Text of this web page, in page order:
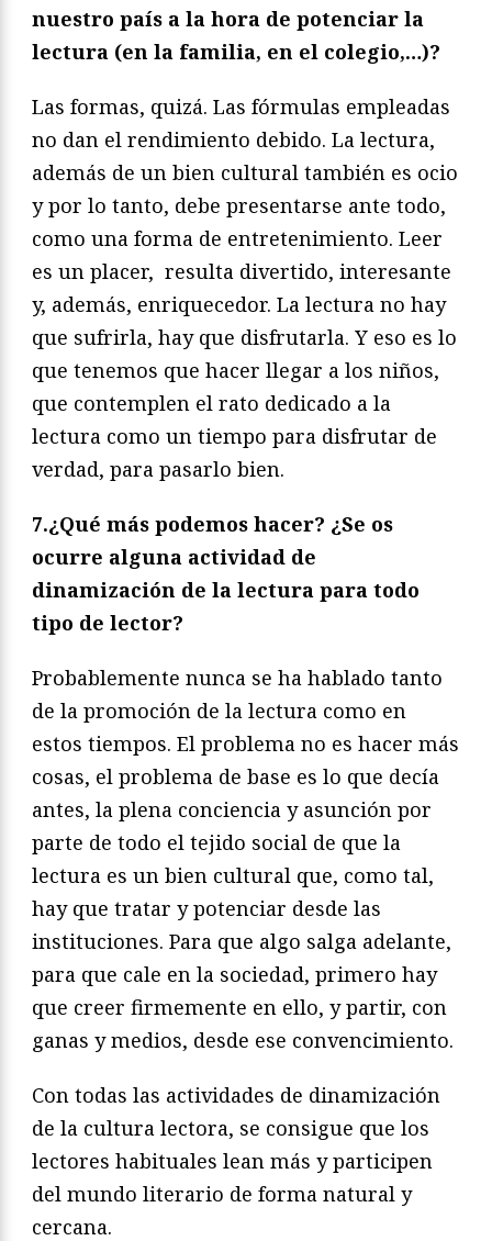
nuestro país a la hora de potenciar la
lectura (en la familia, en el colegio,…)?
Las formas, quizá. Las fórmulas empleadas
no dan el rendimiento debido. La lectura,
además de un bien cultural también es ocio
y por lo tanto, debe presentarse ante todo,
como una forma de entretenimiento. Leer
es un placer, resulta divertido, interesante
y, además, enriquecedor. La lectura no hay
que sufrirla, hay que disfrutarla. Y eso es lo
que tenemos que hacer llegar a los niños,
que contemplen el rato dedicado a la
lectura como un tiempo para disfrutar de
verdad, para pasarlo bien.
7.¿Qué más podemos hacer? ¿Se os
ocurre alguna actividad de
dinamización de la lectura para todo
tipo de lector?
Probablemente nunca se ha hablado tanto
de la promoción de la lectura como en
estos tiempos. El problema no es hacer más
cosas, el problema de base es lo que decía
antes, la plena conciencia y asunción por
parte de todo el tejido social de que la
lectura es un bien cultural que, como tal,
hay que tratar y potenciar desde las
instituciones. Para que algo salga adelante,
para que cale en la sociedad, primero hay
que creer firmemente en ello, y partir, con
ganas y medios, desde ese convencimiento.
Con todas las actividades de dinamización
de la cultura lectora, se consigue que los
lectores habituales lean más y participen
del mundo literario de forma natural y
cercana.